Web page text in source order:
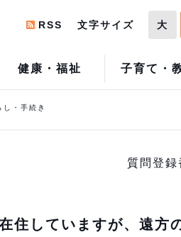
健康・福祉 子育て・
RSS 文字サイズ 大
し・手続き
質問登録
住していますが、遠方